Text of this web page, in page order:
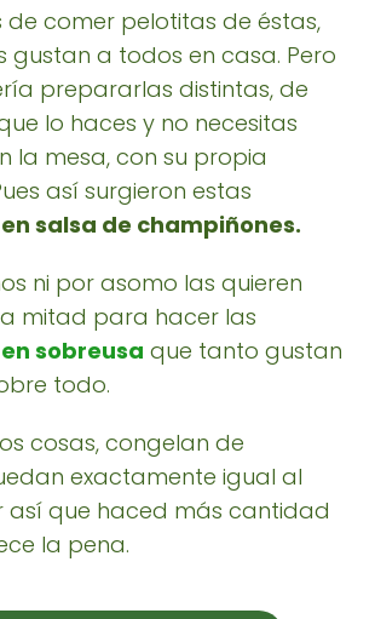
de comer pelotitas de éstas,
gustan a todos en casa. Pero
prepararlas distintas, de
lo haces y no necesitas
la mesa, con su propia
así surgieron estas
salsa de champiñones.
ni por asomo las quieren
mitad para hacer las
sobreusa que tanto gustan
todo.
cosas, congelan de
exactamente igual al
así que haced más cantidad
la pena.